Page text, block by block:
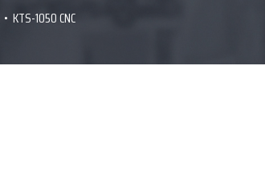
• KTS-1050 CNC